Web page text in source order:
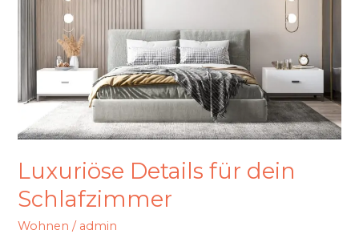
Luxuriöse Details für dein
Schlafzimmer
Wohnen / admin